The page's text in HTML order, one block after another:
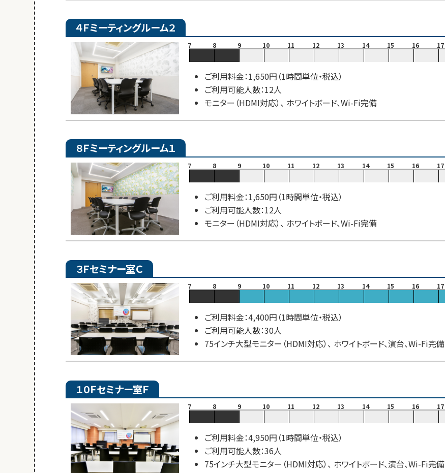
４Ｆミーティングルーム２
7 8 9 10 11 12 13 14 15 16 17
ご利用料金：1,650円（1時間単位・税込）
ご利用可能人数：12人
モニター（HDMI対応）、 ホワイトボード、Wi-Fi完備
８Ｆミーティングルーム１
7 8 9 10 11 12 13 14 15 16 17
ご利用料金：1,650円（1時間単位・税込）
ご利用可能人数：12人
モニター（HDMI対応）、 ホワイトボード、Wi-Fi完備
３Ｆセミナー室Ｃ
7 8 9 10 11 12 13 14 15 16 17
ご利用料金：4,400円（1時間単位・税込）
ご利用可能人数：30人
75インチ大型モニター（HDMI対応）、 ホワイトボード、演台、Wi-Fi完備
１０Ｆセミナー室Ｆ
7 8 9 10 11 12 13 14 15 16 17
ご利用料金：4,950円（1時間単位・税込）
ご利用可能人数：36人
75インチ大型モニター（HDMI対応）、 ホワイトボード、演台、Wi-Fi完備